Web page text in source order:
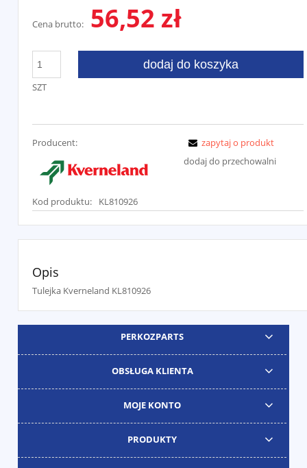
Cena brutto: 56,52 zł
SZT
dodaj do koszyka
Producent:
Kod produktu: KL810926
zapytaj o produkt
dodaj do przechowalni
Opis
Tulejka Kverneland KL810926
PERKOZPARTS
OBSŁUGA KLIENTA
MOJE KONTO
PRODUKTY